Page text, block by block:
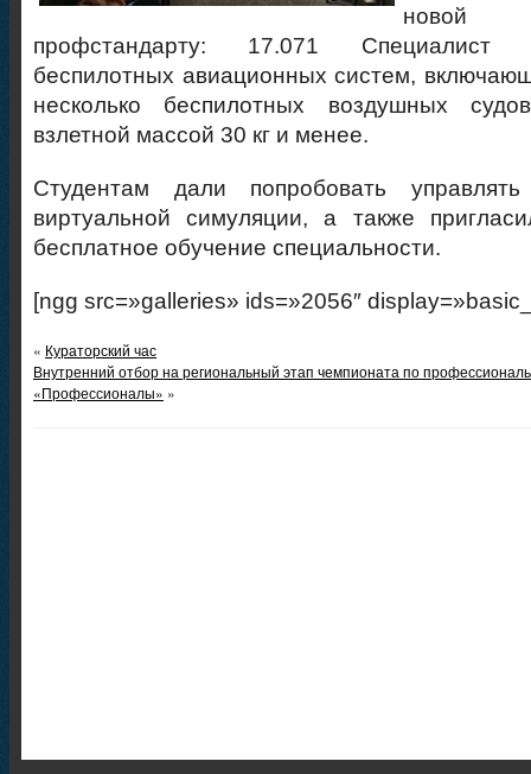
новой
профстандарту: 17.071 Специалист
беспилотных авиационных систем,
несколько беспилотных воздушных
взлетной массой 30 кг и менее.
Студентам дали попробовать
виртуальной симуляции, а также
бесплатное обучение специальности.
[ngg src=»galleries» ids=»2056″
« Кураторский час
Внутренний отбор на региональный этап чемпионата по
«Профессионалы» »